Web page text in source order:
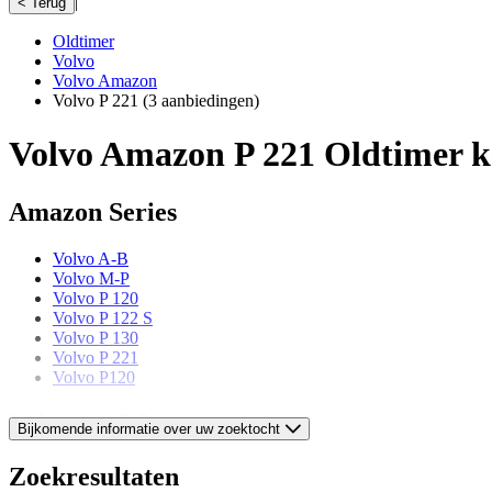
Oldtimer
Volvo
Volvo Amazon
Volvo P 221 (3 aanbiedingen)
Volvo Amazon P 221 Oldtimer
Amazon Series
Volvo A-B
Volvo M-P
Volvo P 120
Volvo P 122 S
Volvo P 130
Volvo P 221
Volvo P120
Volvo models
Volvo 240
Bijkomende informatie over uw zoektocht
Zoekresultaten